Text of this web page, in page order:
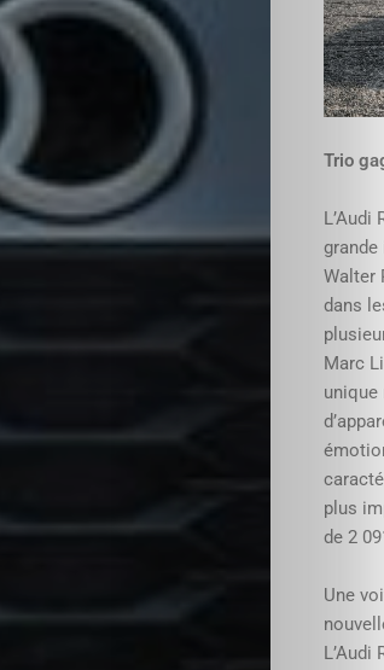
Trio
L’Audi
grande
Walter
dans
Marc
unique
plus
de 2
Une